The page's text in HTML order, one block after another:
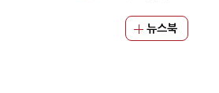
뉴스북